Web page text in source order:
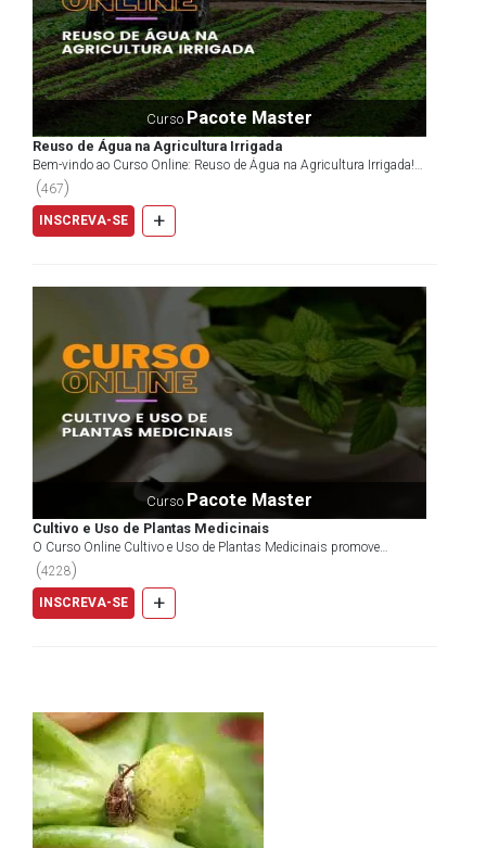
Curso Pacote Master
Reuso de Água na Agricultura Irrigada
Bem-vindo ao Curso Online: Reuso de Água na Agricultura Irrigada!
Onde a sabedoria moderna encontra a sustentabilid...
(467)
INSCREVA-SE +
Curso Pacote Master
Cultivo e Uso de Plantas Medicinais
O Curso Online Cultivo e Uso de Plantas Medicinais promove
conhecimento sobre o plantio e a utilização correta das...
(4228)
INSCREVA-SE +